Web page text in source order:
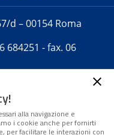
d – 00154 Roma
684251 - fax. 06
telematica iscritta
Tribunale di Roma -
resp. Michela
alla navigazione e
i cookie anche per fornirti
per facilitare le interazioni con